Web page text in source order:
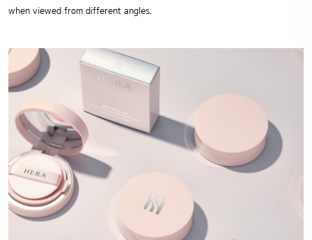
when viewed from different angles.